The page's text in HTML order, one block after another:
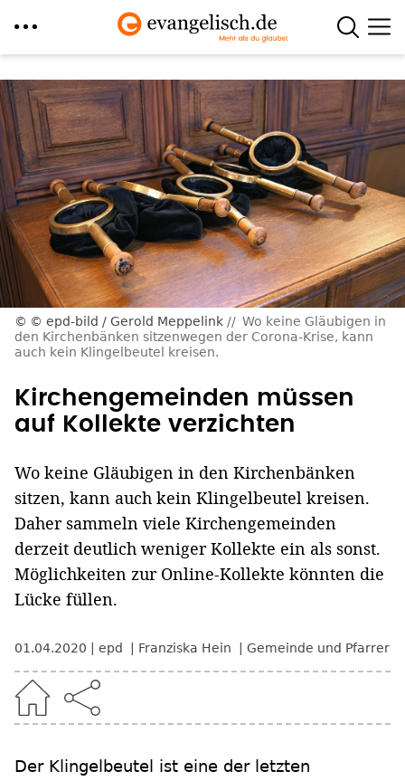
zum
Inhalt
© epd-bild / Gerold Meppelink
Wo keine Gläubigen in
den Kirchenbänken sitzenwegen der Corona-Krise, kann
auch kein Klingelbeutel kreisen.
Kirchengemeinden müssen
auf Kollekte verzichten
Wo keine Gläubigen in den Kirchenbänken
sitzen, kann auch kein Klingelbeutel kreisen.
Daher sammeln viele Kirchengemeinden
derzeit deutlich weniger Kollekte ein als sonst.
Möglichkeiten zur Online-Kollekte könnten die
Lücke füllen.
01.04.2020 epd Franziska Hein Gemeinde und Pfarrer
Der Klingelbeutel ist eine der letzten